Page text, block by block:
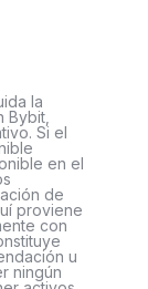
la
Bybit,
Si el
en el
de
proviene
con
u
ningún